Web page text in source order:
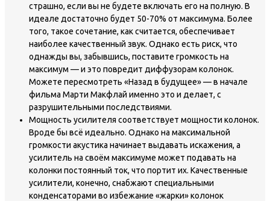
страшно, если вы не будете включать его на полную. В
идеале достаточно будет 50-70% от максимума. Более
того, такое сочетание, как считается, обеспечивает
наиболее качественный звук. Однако есть риск, что
однажды вы, забывшись, поставите громкость на
максимум — и это повредит диффузорам колонок.
Можете пересмотреть «Назад в будущее» — в начале
фильма Марти Макфлай именно это и делает, с
разрушительными последствиями.
Мощность усилителя соответствует мощности колонок.
Вроде бы всё идеально. Однако на максимальной
громкости акустика начинает выдавать искажения, а
усилитель на своём максимуме может подавать на
колонки постоянный ток, что портит их. Качественные
усилители, конечно, снабжают специальными
конденсаторами во избежание «жарки» колонок